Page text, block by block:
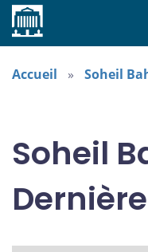
Accueil
Accueil Soheil
Soheil